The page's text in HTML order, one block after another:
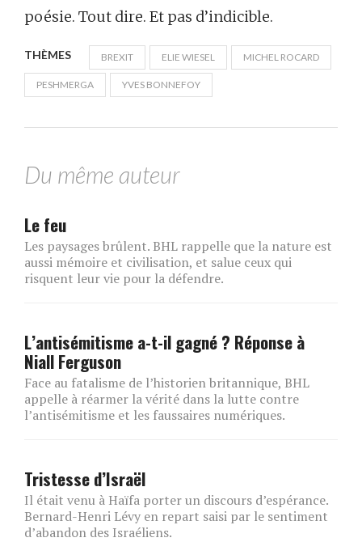
poésie. Tout dire. Et pas d’indicible.
THÈMES BREXIT ELIE WIESEL MICHEL ROCARD
PESHMERGA YVES BONNEFOY
Du même auteur
Le feu
Les paysages brûlent. BHL rappelle que la nature est
aussi mémoire et civilisation, et salue ceux qui
risquent leur vie pour la défendre.
L’antisémitisme a-t-il gagné ? Réponse à
Niall Ferguson
Face au fatalisme de l’historien britannique, BHL
appelle à réarmer la vérité dans la lutte contre
l’antisémitisme et les faussaires numériques.
Tristesse d’Israël
Il était venu à Haïfa porter un discours d’espérance.
Bernard-Henri Lévy en repart saisi par le sentiment
d’abandon des Israéliens.